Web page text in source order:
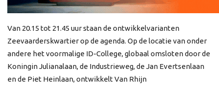
Van 20.15 tot 21.45 uur staan de ontwikkelvarianten
Zeevaarderskwartier op de agenda. Op de locatie van onder
andere het voormalige ID-College, globaal omsloten door de
Koningin Julianalaan, de Industrieweg, de Jan Evertsenlaan
en de Piet Heinlaan, ontwikkelt Van Rhijn